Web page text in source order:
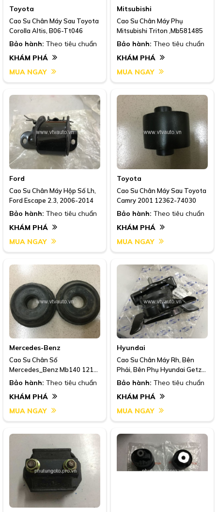
Toyota
Cao Su Chân Máy Sau Toyota
Corolla Altis, B06-Tt046
Bảo hành: Theo tiêu chuẩn
KHÁM PHÁ
MUA NGAY
Mitsubishi
Cao Su Chân Máy Phụ
Mitsubishi Triton ,Mb581485
Bảo hành: Theo tiêu chuẩn
KHÁM PHÁ
MUA NGAY
Ford
Cao Su Chân Máy Hộp Số Lh,
Ford Escape 2.3, 2006-2014
Bảo hành: Theo tiêu chuẩn
KHÁM PHÁ
MUA NGAY
Toyota
Cao Su Chân Máy Sau Toyota
Camry 2001 12362-74030
Bảo hành: Theo tiêu chuẩn
KHÁM PHÁ
MUA NGAY
Mercedes-Benz
Cao Su Chân Số
Mercedes_Benz Mb140 121-
347-34/121-348-32
Bảo hành: Theo tiêu chuẩn
KHÁM PHÁ
MUA NGAY
Hyundai
Cao Su Chân Máy Rh, Bên
Phải, Bên Phụ Hyundai Getz
1.1, 1.4, 2007-2011
Bảo hành: Theo tiêu chuẩn
KHÁM PHÁ
MUA NGAY